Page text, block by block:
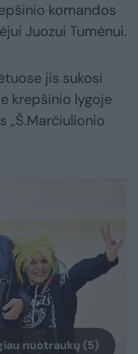
komandos
Juozui Tumėnui.
jis sukosi
krepšinio lygoje
„Š.Marčiulionio
nuotraukų (5)